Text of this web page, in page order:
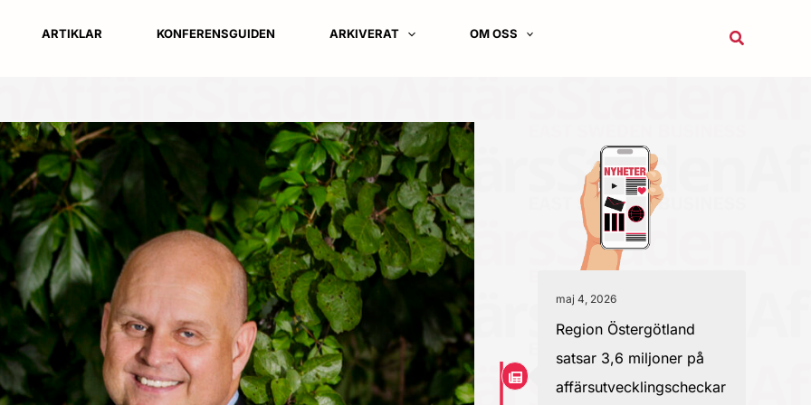
ARTIKLAR KONFERENSGUIDEN ARKIVERAT OM OSS Sök
maj 4, 2026
Region Östergötland
satsar 3,6 miljoner på
affärsutvecklingscheckar